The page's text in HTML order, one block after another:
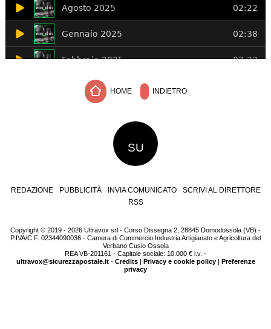
HOME INDIETRO
SU
REDAZIONE PUBBLICITÀ INVIA COMUNICATO
SCRIVI AL DIRETTORE
RSS
Copyright © 2019 - 2026 Ultravox srl - Corso Dissegna 2, 28845 Domodossola (VB) -
P.IVA/C.F. 02344090036 - Camera di Commercio Industria Artigianato e Agricoltura del
Verbano Cusio Ossola
REA VB-201161 - Capitale sociale: 10.000 € i.v. -
ultravox@sicurezzapostale.it- Credits| Privacy e cookie policy| Preferenze
privacy